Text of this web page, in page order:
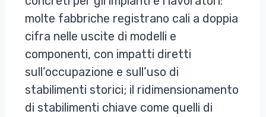
molte fabbriche registrano cali a doppia
cifra nelle uscite di modelli e
componenti, con impatti diretti
sull’occupazione e sull’uso di
stabilimenti storici; il ridimensionamento
di stabilimenti chiave come quelli di